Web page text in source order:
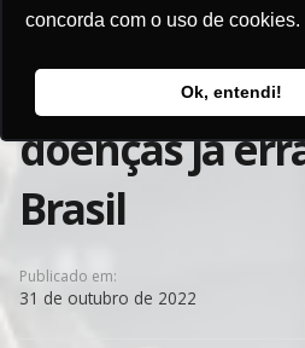
concorda com o uso de cookies.
Ok, entendi!
Queda na
acende alerta
doenças já
Brasil
Publicado em:
31 de outubro de 2022